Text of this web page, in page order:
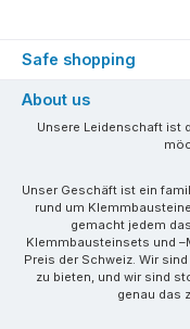
Safe shopping
About us
Unsere Leidenschaft ist
Unser Geschäft ist ein
rund um
gemacht jedem
Klemmbausteinsets und
Preis der Schweiz. Wir
zu bieten, und wir sind
genau das